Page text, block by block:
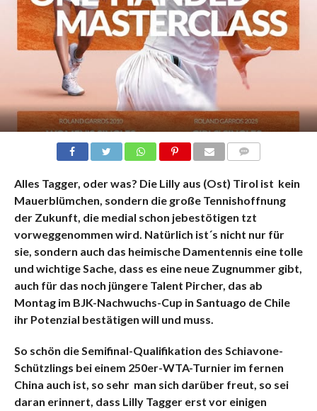
Alles Tagger, oder was? Die Lilly aus (Ost) Tirol ist kein
Mauerblümchen, sondern die große Tennishoffnung
der Zukunft, die medial schon jebestötigen tzt
vorweggenommen wird. Natürlich ist´s nicht nur für
sie, sondern auch das heimische Damentennis eine tolle
und wichtige Sache, dass es eine neue Zugnummer gibt,
auch für das noch jüngere Talent Pircher, das ab
Montag im BJK-Nachwuchs-Cup in Santuago de Chile
ihr Potenzial bestätigen will und muss.
So schön die Semifinal-Qualifikation des Schiavone-
Schützlings bei einem 250er-WTA-Turnier im fernen
China auch ist, so sehr man sich darüber freut, so sei
daran erinnert, dass Lilly Tagger erst vor einigen